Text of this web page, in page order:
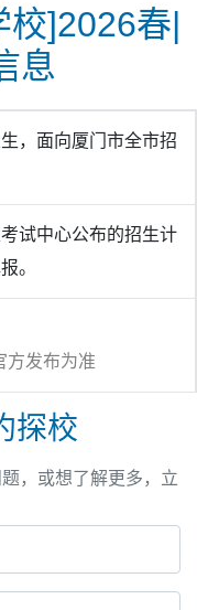
校]2026春|
息
，面向厦门市全市招
试中心公布的招生计
。
方发布为准
探校
，或想了解更多，立